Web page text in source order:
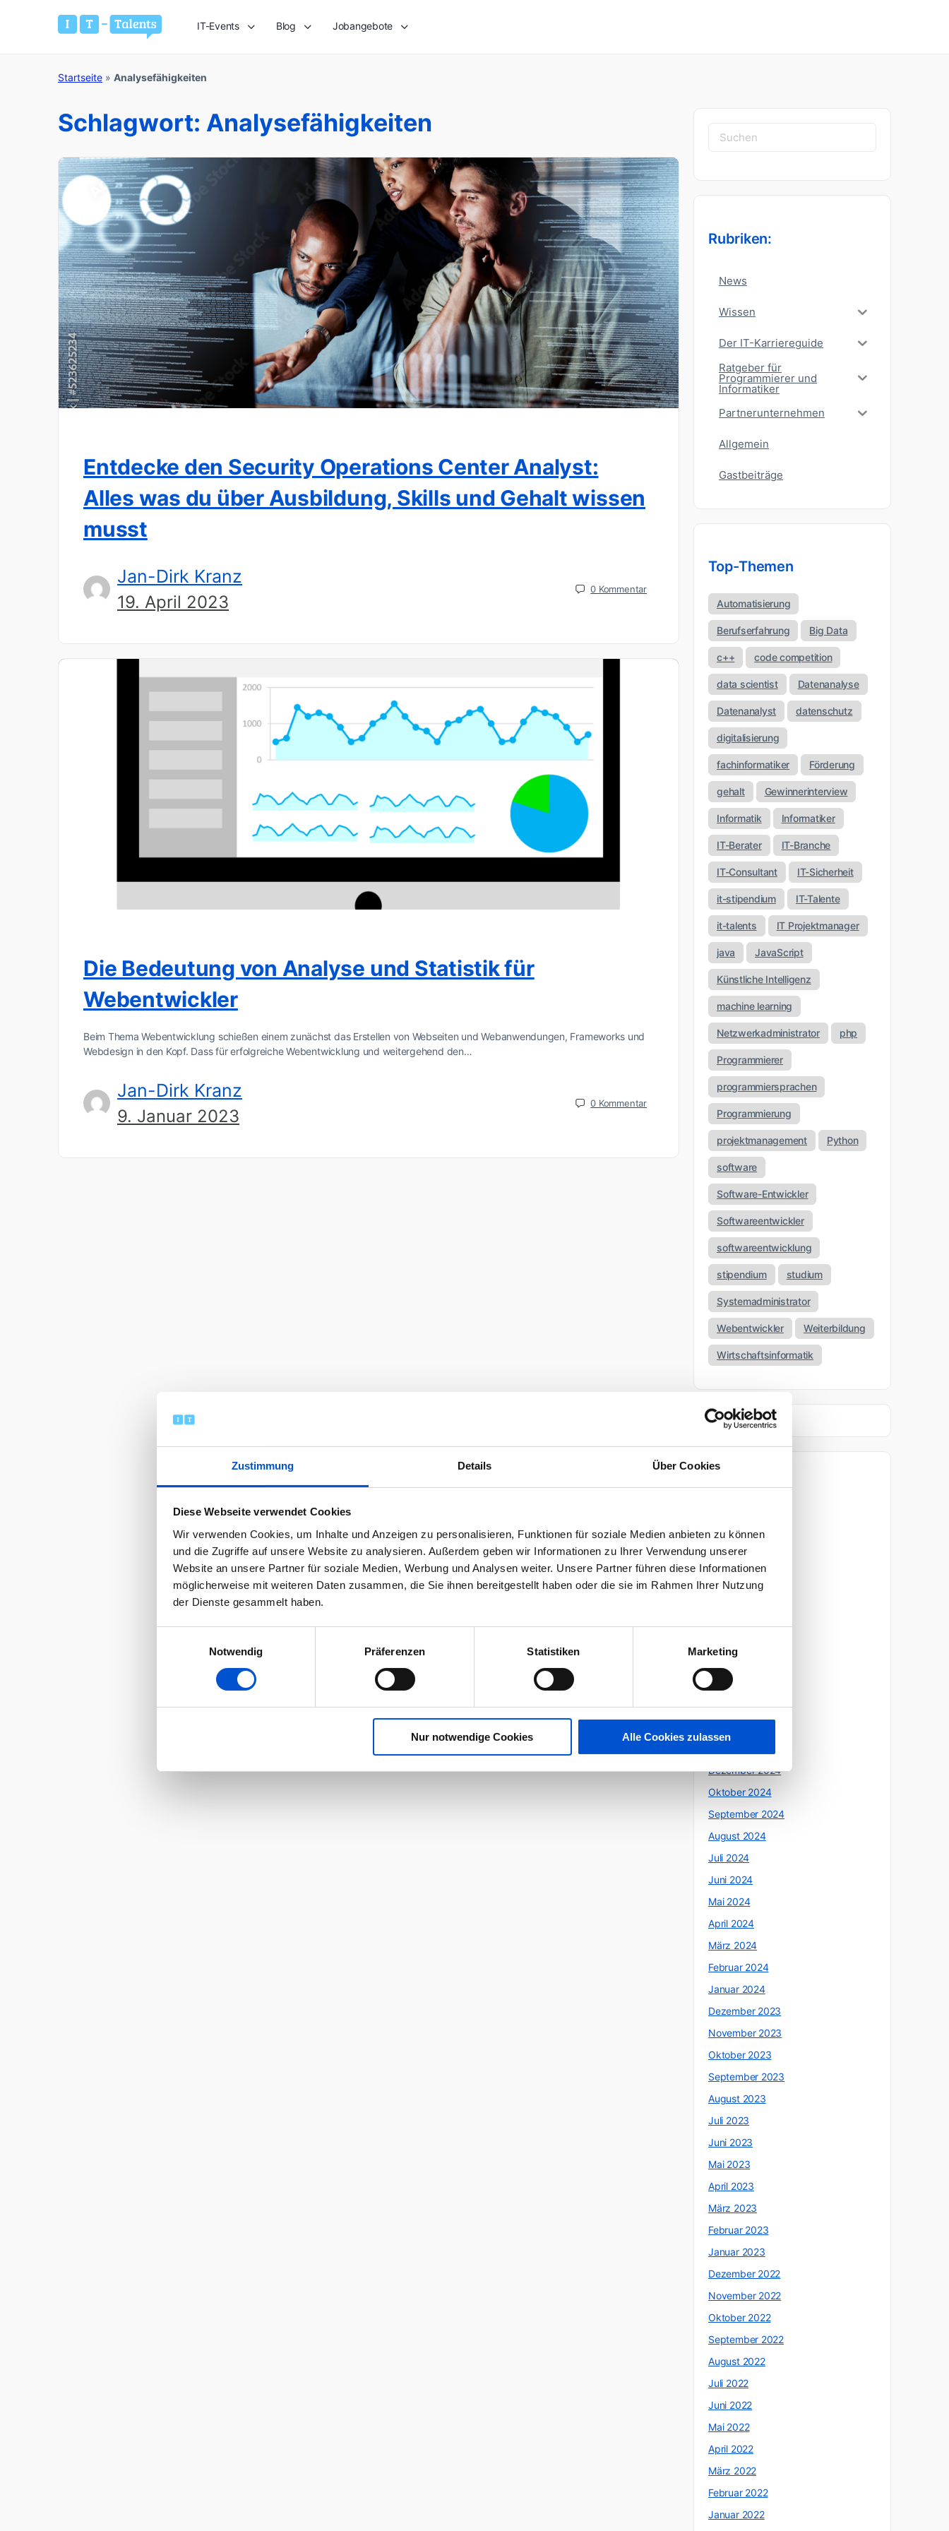
Zustimmung Details Über Cookies
Diese Webseite verwendet Cookies
Wir verwenden Cookies, um Inhalte und Anzeigen zu personalisieren, Funktionen für soziale Medien anbieten zu können
und die Zugriffe auf unsere Website zu analysieren. Außerdem geben wir Informationen zu Ihrer Verwendung unserer
Website an unsere Partner für soziale Medien, Werbung und Analysen weiter. Unsere Partner führen diese Informationen
möglicherweise mit weiteren Daten zusammen, die Sie ihnen bereitgestellt haben oder die sie im Rahmen Ihrer Nutzung
der Dienste gesammelt haben.
Notwendig
Präferenzen Statistiken Marketing
Nur notwendige Cookies Alle Cookies zulassen
IT-Events Blog Jobangebote
Startseite » Analysefähigkeiten
Schlagwort: Analysefähigkeiten
Entdecke den Security Operations Center Analyst:
Alles was du über Ausbildung, Skills und Gehalt wissen
musst
Jan-Dirk Kranz
19. April 2023
0 Kommentar
Die Bedeutung von Analyse und Statistik für
Webentwickler
Beim Thema Webentwicklung schießen einem zunächst das Erstellen von Webseiten und Webanwendungen, Frameworks und
Webdesign in den Kopf. Dass für erfolgreiche Webentwicklung und weitergehend den…
Jan-Dirk Kranz
9. Januar 2023
0 Kommentar
Suchen
nach:
Rubriken:
News
Wissen
Der IT-Karriereguide
Ratgeber für
Programmierer und
Informatiker
Partnerunternehmen
Allgemein
Gastbeiträge
Top-Themen
Automatisierung
Berufserfahrung Big Data
c++ code competition
data scientist Datenanalyse
Datenanalyst datenschutz
digitalisierung
fachinformatiker Förderung
gehalt Gewinnerinterview
Informatik Informatiker
IT-Berater IT-Branche
IT-Consultant IT-Sicherheit
it-stipendium IT-Talente
it-talents IT Projektmanager
java JavaScript
Künstliche Intelligenz
machine learning
Netzwerkadministrator php
Programmierer
programmiersprachen
Programmierung
projektmanagement Python
software
Software-Entwickler
Softwareentwickler
softwareentwicklung
stipendium studium
Systemadministrator
Webentwickler Weiterbildung
Wirtschaftsinformatik
April 2026
März 2026
November 2025
Oktober 2025
Mai 2025
April 2025
März 2025
Dezember 2024
Oktober 2024
September 2024
August 2024
Juli 2024
Juni 2024
Mai 2024
April 2024
März 2024
Februar 2024
Januar 2024
Dezember 2023
November 2023
Oktober 2023
September 2023
August 2023
Juli 2023
Juni 2023
Mai 2023
April 2023
März 2023
Februar 2023
Januar 2023
Dezember 2022
November 2022
Oktober 2022
September 2022
August 2022
Juli 2022
Juni 2022
Mai 2022
April 2022
März 2022
Februar 2022
Januar 2022